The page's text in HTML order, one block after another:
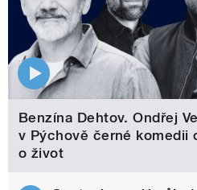
Benzína Dehtov. Ondřej
v Pýchově černé komedii
o život